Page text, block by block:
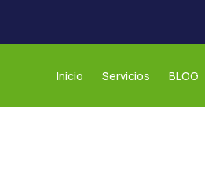
Inicio Servicios BLOG